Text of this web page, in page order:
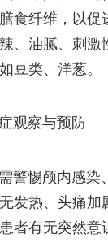
食纤维，以促
、油腻、刺激
豆类、洋葱。
观察与预防
警惕颅内感染
发热、头痛加
者有无突然意